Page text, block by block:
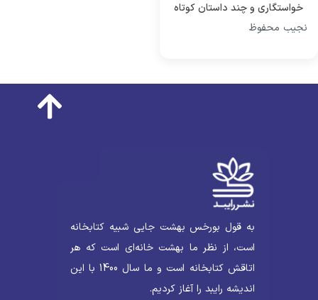
خواستگاری و چند داستان کوتاه
از نویسندگان عربنجیب محفوظ
به قول بورخس بهشت جایی شبیه کتابخانه
است، از نظر ما بهشت خانه‌ای است که هر
اتاقش کتابخانه است و ما سال 1400 با این
اندیشه رایبد را آغاز کردیم.